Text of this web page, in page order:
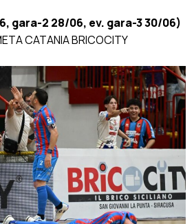
gara-2 28/06, ev. gara-3 30/06)
CATANIA BRICOCITY